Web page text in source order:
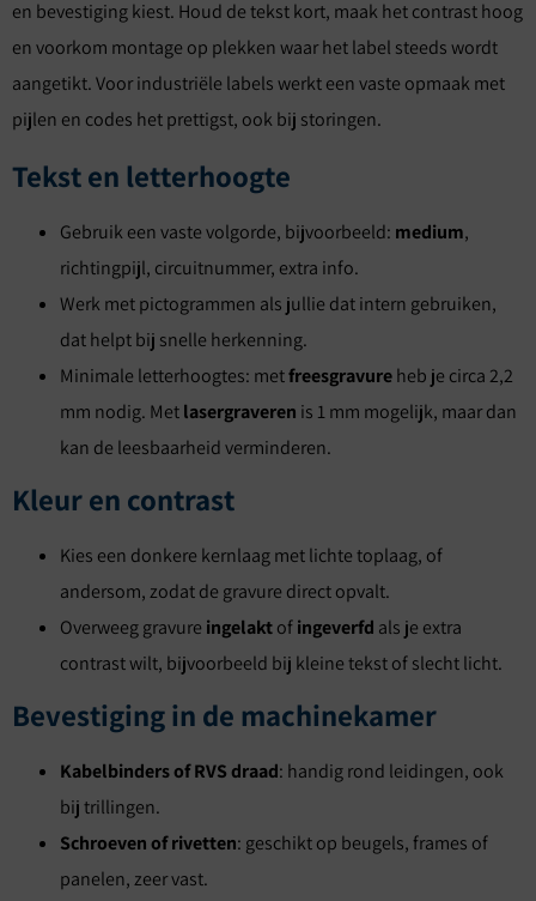
en bevestiging kiest. Houd de tekst kort, maak het contrast hoog
en voorkom montage op plekken waar het label steeds wordt
aangetikt. Voor industriële labels werkt een vaste opmaak met
pijlen en codes het prettigst, ook bij storingen.
Tekst en letterhoogte
Gebruik een vaste volgorde, bijvoorbeeld: medium,
richtingpijl, circuitnummer, extra info.
Werk met pictogrammen als jullie dat intern gebruiken,
dat helpt bij snelle herkenning.
Minimale letterhoogtes: metfreesgravureheb je circa 2,2
mm nodig. Metlasergraveren is 1 mm mogelijk, maar dan
kan de leesbaarheid verminderen.
Kleur en contrast
Kies een donkere kernlaag met lichte toplaag, of
andersom, zodat de gravure direct opvalt.
Overweeg gravure ingelaktofingeverfd als je extra
contrast wilt, bijvoorbeeld bij kleine tekst of slecht licht.
Bevestiging in de machinekamer
Kabelbinders of RVS draad: handig rond leidingen, ook
bij trillingen.
Schroeven of rivetten: geschikt op beugels, frames of
panelen, zeer vast.